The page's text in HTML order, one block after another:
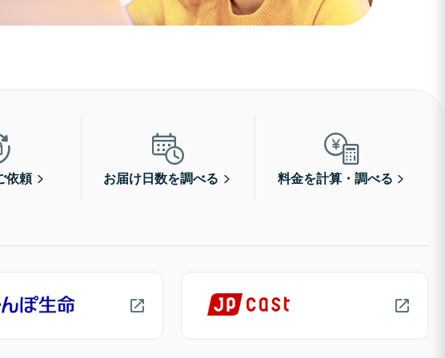
依頼 お届け日数を調べる 料金を計算・調べる